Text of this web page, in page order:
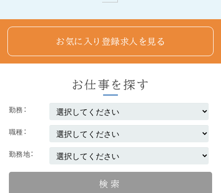
お気に入り登録求人を見る
お仕事を探す
勤務
職種
勤務地